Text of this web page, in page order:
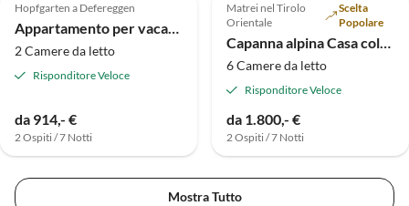
Hopfgarten a Defereggen
Appartamento per vacanze Kleinitz, agriturismo biologico Plonerhof
2 Camere da letto
Risponditore Veloce
da 914,- €
2 Ospiti / 7 Notti
Matrei nel Tirolo
Orientale
Scelta
Popolare
Capanna alpina Casa colonica Mellitz
6 Camere da letto
Risponditore Veloce
da 1.800,- €
2 Ospiti / 7 Notti
Mostra Tutto